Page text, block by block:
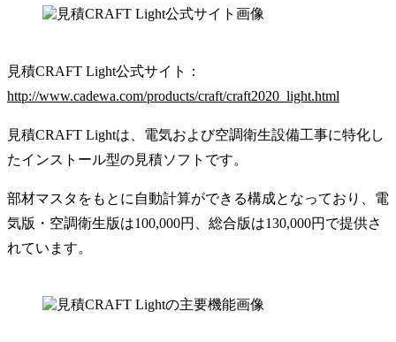
見積CRAFT Light公式サイト：
http://www.cadewa.com/products/craft/craft2020_light.html
見積CRAFT Lightは、電気および空調衛生設備工事に特化し
たインストール型の見積ソフトです。
部材マスタをもとに自動計算ができる構成となっており、電
気版・空調衛生版は100,000円、総合版は130,000円で提供さ
れています。